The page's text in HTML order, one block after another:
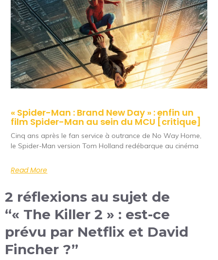
« Spider-Man : Brand New Day » : enfin un
film Spider-Man au sein du MCU [critique]
Cinq ans après le fan service à outrance de No Way Home,
le Spider-Man version Tom Holland redébarque au cinéma
Read More
2 réflexions au sujet de
“« The Killer 2 » : est-ce
prévu par Netflix et David
Fincher ?”